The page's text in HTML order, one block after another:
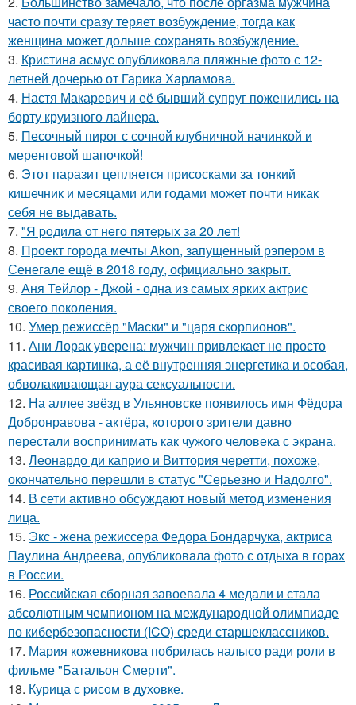
часто почти сразу теряет возбуждение, тогда как
женщина может дольше сохранять возбуждение.
3. Кристина асмус опубликовала пляжные фото с 12-
летней дочерью от Гарика Харламова.
4. Настя Макаревич и её бывший супруг поженились на
борту круизного лайнера.
5. Песочный пирог с сочной клубничной начинкой и
меренговой шапочкой!
6. Этот паразит цепляется присосками за тонкий
кишечник и месяцами или годами может почти никак
себя не выдавать.
7. "Я poдилa oт нeгo пятepых зa 20 лeт!
8. Проект города мечты Akon, запущенный рэпером в
Сенегале ещё в 2018 году, официально закрыт.
9. Аня Тейлор - Джой - одна из самых ярких актрис
своего поколения.
10. Умер режиссёр "Маски" и "царя скорпионов".
11. Ани Лорак уверена: мужчин привлекает не просто
красивая картинка, а её внутренняя энергетика и особая,
обволакивающая аура сексуальности.
12. На аллее звёзд в Ульяновске появилось имя Фёдора
Добронравова - актёра, которого зрители давно
перестали воспринимать как чужого человека с экрана.
13. Леонардо ди каприо и Виттория черетти, похоже,
окончательно перешли в статус "Серьезно и Надолго".
14. В сети активно обсуждают новый метод изменения
лица.
15. Экс - жена режиссера Федора Бондарчука, актриса
Паулина Андреева, опубликовала фото с отдыха в горах
в России.
16. Российская сборная завоевала 4 медали и стала
абсолютным чемпионом на международной олимпиаде
по кибербезопасности (ICO) среди старшеклассников.
17. Мария кожевникова побрилась налысо ради роли в
фильме "Батальон Смерти".
18. Курица с pисoм в дyхoвке.